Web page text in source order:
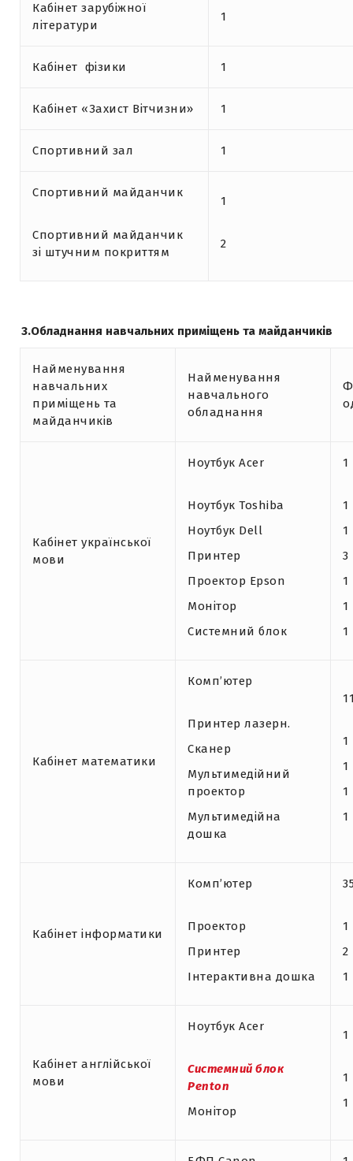
Кабінет зарубіжної
літератури
1
Кабінет фізики 1
Кабінет «Захист Вітчизни» 1
Спортивний зал 1
Спортивний майданчик
Спортивний майданчик
зі штучним покриттям
1
2
3.Обладнання навчальних приміщень та майданчиків
Найменування
навчальних
приміщень та
майданчиків
Найменування
навчального
обладнання
Кабінет української
мови
Ноутбук Acer
Ноутбук Toshiba
Ноутбук Dell
Принтер
Проектор Epson
Монітор
Системний блок
1
1
1
3
1
1
1
Кабінет математики
Комп’ютер
Принтер лазерн.
Сканер
Мультимедійний
проектор
Мультимедійна
дошка
1
1
1
1
Кабінет інформатики
Комп’ютер
Проектор
Принтер
Інтерактивна дошка
1
2
1
Кабінет англійської
мови
Ноутбук Acer
Системний блок
Penton
Монітор
1
1
1